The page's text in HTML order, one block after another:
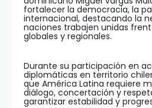
fortalecer la democracia, la
internacional, destacando la
naciones trabajen unidas
globales y regionales.
Durante su participación en
diplomáticas en territorio
que América Latina requiere
diálogo, concertación y
garantizar estabilidad y